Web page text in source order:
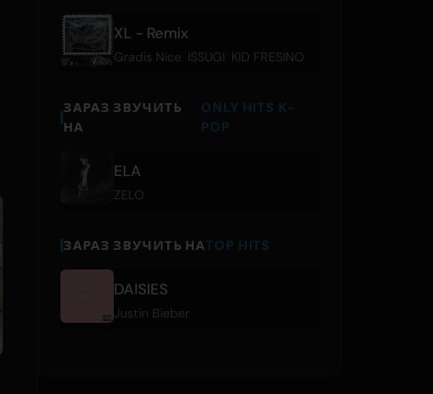
XL - Remix
Gradis Nice ISSUGI KID FRESINO
ЗАРАЗ ЗВУЧИТЬ
НА
ONLY HITS K-
POP
ELA
ZELO
ЗАРАЗ ЗВУЧИТЬ НАTOP HITS
DAISIES
Justin Bieber